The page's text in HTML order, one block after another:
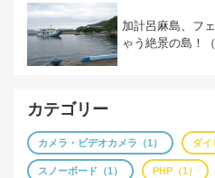
加計呂麻島、フ
ゃう絶景の島！
カテゴリー
カメラ・ビデオカメラ（1） ダイ
スノーボード（1） PHP（1）